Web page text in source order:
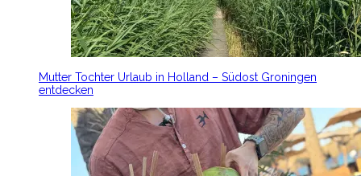
Mutter Tochter Urlaub in Holland – Südost Groningen
entdecken